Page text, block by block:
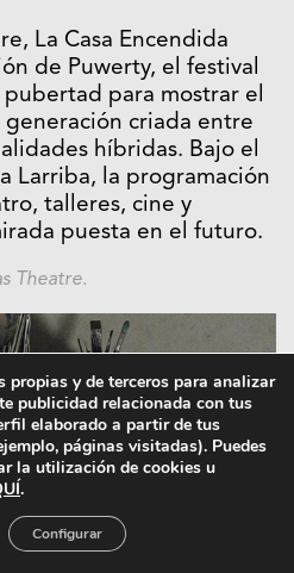
La Casa Encendida
de Puwerty, el festival
para mostrar el
criada entre
híbridas. Bajo el
Larriba, la programación
talleres, cine y
puesta en el futuro.
Theatre.
y de terceros para analizar
publicidad relacionada con tus
elaborado a partir de tus
páginas visitadas). Puedes
la utilización de cookies u
.
Configurar